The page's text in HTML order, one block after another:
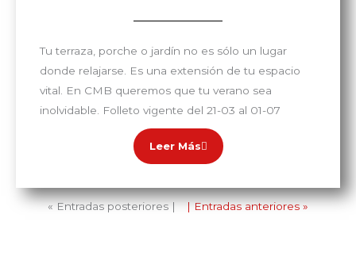
Tu terraza, porche o jardín no es sólo un lugar
donde relajarse. Es una extensión de tu espacio
vital. En CMB queremos que tu verano sea
inolvidable. Folleto vigente del 21-03 al 01-07
Leer Más
« Entradas posteriores | | Entradas anteriores »